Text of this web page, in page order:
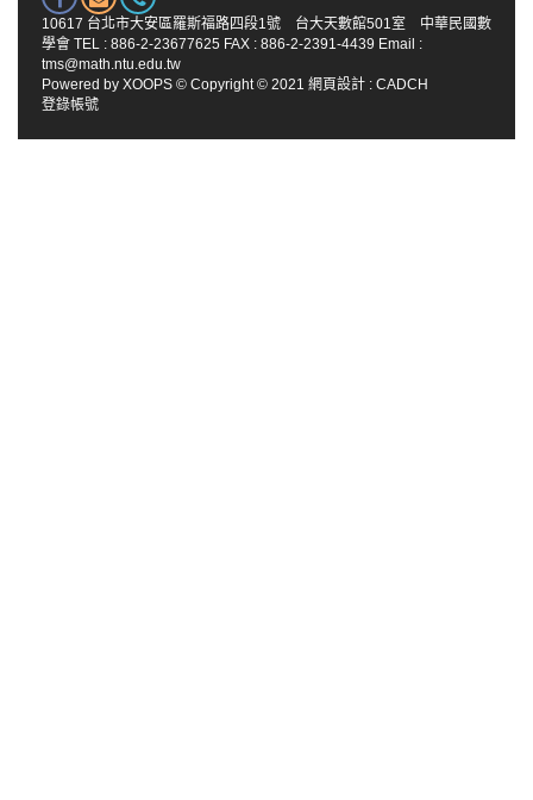
10617 台北市大安區羅斯福路四段1號 台大天數館501室 中華民國數
學會 TEL : 886-2-23677625 FAX : 886-2-2391-4439 Email :
tms@math.ntu.edu.tw
Powered by XOOPS © Copyright © 2021 網頁設計 : CADCH
登錄帳號